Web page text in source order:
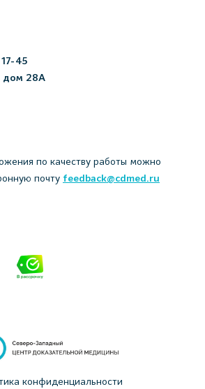
45
дом 28А
по качеству работы можно
почту feedback@cdmed.ru
конфиденциальности